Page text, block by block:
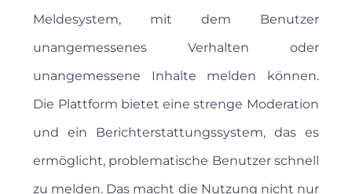
Meldesystem, mit dem Benutzer
unangemessenes Verhalten oder
unangemessene Inhalte melden können.
Die Plattform bietet eine strenge Moderation
und ein Berichterstattungssystem, das es
ermöglicht, problematische Benutzer schnell
zu melden. Das macht die Nutzung nicht nur